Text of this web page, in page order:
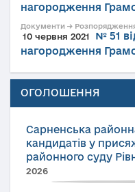
нагородження
Документи → Розпорядження
10 червня 2021
№ 51
нагородження
ОГОЛОШЕННЯ
Сарненська
кандидатів у
районного суду
2026